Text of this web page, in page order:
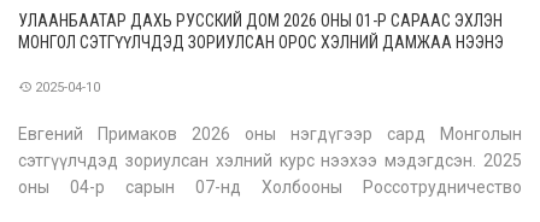
УЛААНБААТАР ДАХЬ РУССКИЙ ДОМ 2026 ОНЫ 01-Р САРААС ЭХЛЭН
МОНГОЛ СЭТГҮҮЛЧДЭД ЗОРИУЛСАН ОРОС ХЭЛНИЙ ДАМЖАА НЭЭНЭ
2025-04-10
Евгений Примаков 2026 оны нэгдүгээр сард Монголын
сэтгүүлчдэд зориулсан хэлний курс нээхээ мэдэгдсэн. 2025
оны 04-р сарын 07-нд Холбооны Россотрудничество